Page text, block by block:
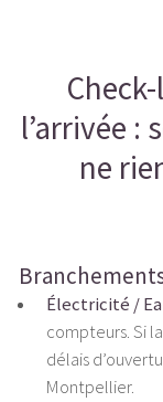
l’arrivée :
ne
Électricité /
compteurs. Si
délais
Montpellier.